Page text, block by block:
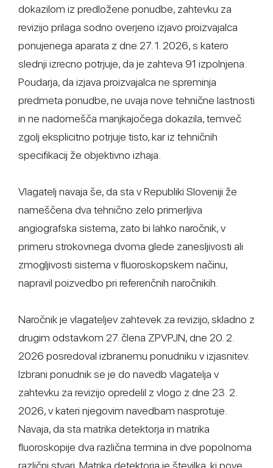
dokazilom iz predložene ponudbe, zahtevku za
revizijo prilaga sodno overjeno izjavo proizvajalca
ponujenega aparata z dne 27. 1. 2026, s katero
slednji izrecno potrjuje, da je zahteva 91 izpolnjena.
Poudarja, da izjava proizvajalca ne spreminja
predmeta ponudbe, ne uvaja nove tehnične lastnosti
in ne nadomešča manjkajočega dokazila, temveč
zgolj eksplicitno potrjuje tisto, kar iz tehničnih
specifikacij že objektivno izhaja.
Vlagatelj navaja še, da sta v Republiki Sloveniji že
nameščena dva tehnično zelo primerljiva
angiografska sistema, zato bi lahko naročnik, v
primeru strokovnega dvoma glede zanesljivosti ali
zmogljivosti sistema v fluoroskopskem načinu,
napravil poizvedbo pri referenčnih naročnikih.
Naročnik je vlagateljev zahtevek za revizijo, skladno z
drugim odstavkom 27. člena ZPVPJN, dne 20. 2.
2026 posredoval izbranemu ponudniku v izjasnitev.
Izbrani ponudnik se je do navedb vlagatelja v
zahtevku za revizijo opredelil z vlogo z dne 23. 2.
2026, v kateri njegovim navedbam nasprotuje.
Navaja, da sta matrika detektorja in matrika
fluoroskopije dva različna termina in dve popolnoma
različni stvari. Matrika detektorja je številka, ki pove,